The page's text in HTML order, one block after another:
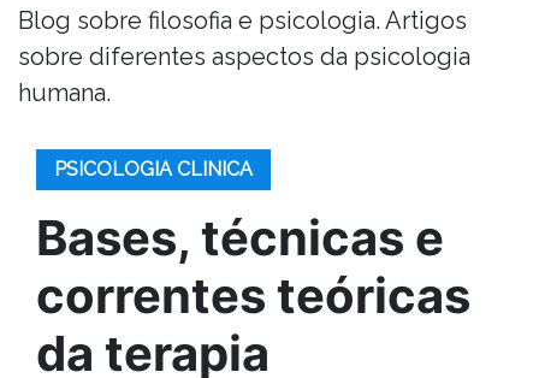
Blog sobre filosofia e psicologia. Artigos
sobre diferentes aspectos da psicologia
humana.
PSICOLOGIA CLINICA
Bases, técnicas e
correntes teóricas
da terapia